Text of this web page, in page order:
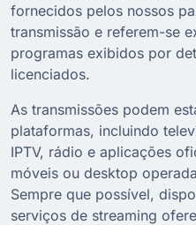
fornecidos pelos nossos
transmissão e referem-se
programas exibidos por
licenciados.
As transmissões podem
plataformas, incluindo
IPTV, rádio e aplicações
móveis ou desktop
Sempre que possível,
serviços de streaming